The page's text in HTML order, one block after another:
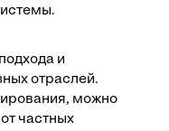
и
отраслей.
можно
частных